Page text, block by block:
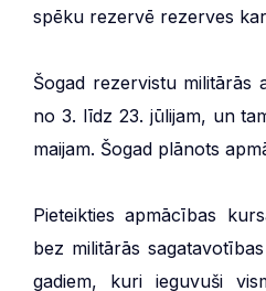
spēku rezervē rezerves
Šogad rezervistu militārās
no 3. līdz 23. jūlijam, un
maijam. Šogad plānots
Pieteikties apmācības
bez militārās
gadiem, kuri ieguvuši